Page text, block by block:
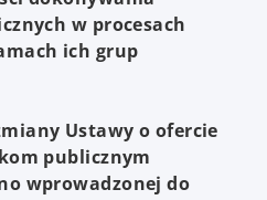
w procesach
ich grup
Ustawy o ofercie
publicznym
wprowadzonej do